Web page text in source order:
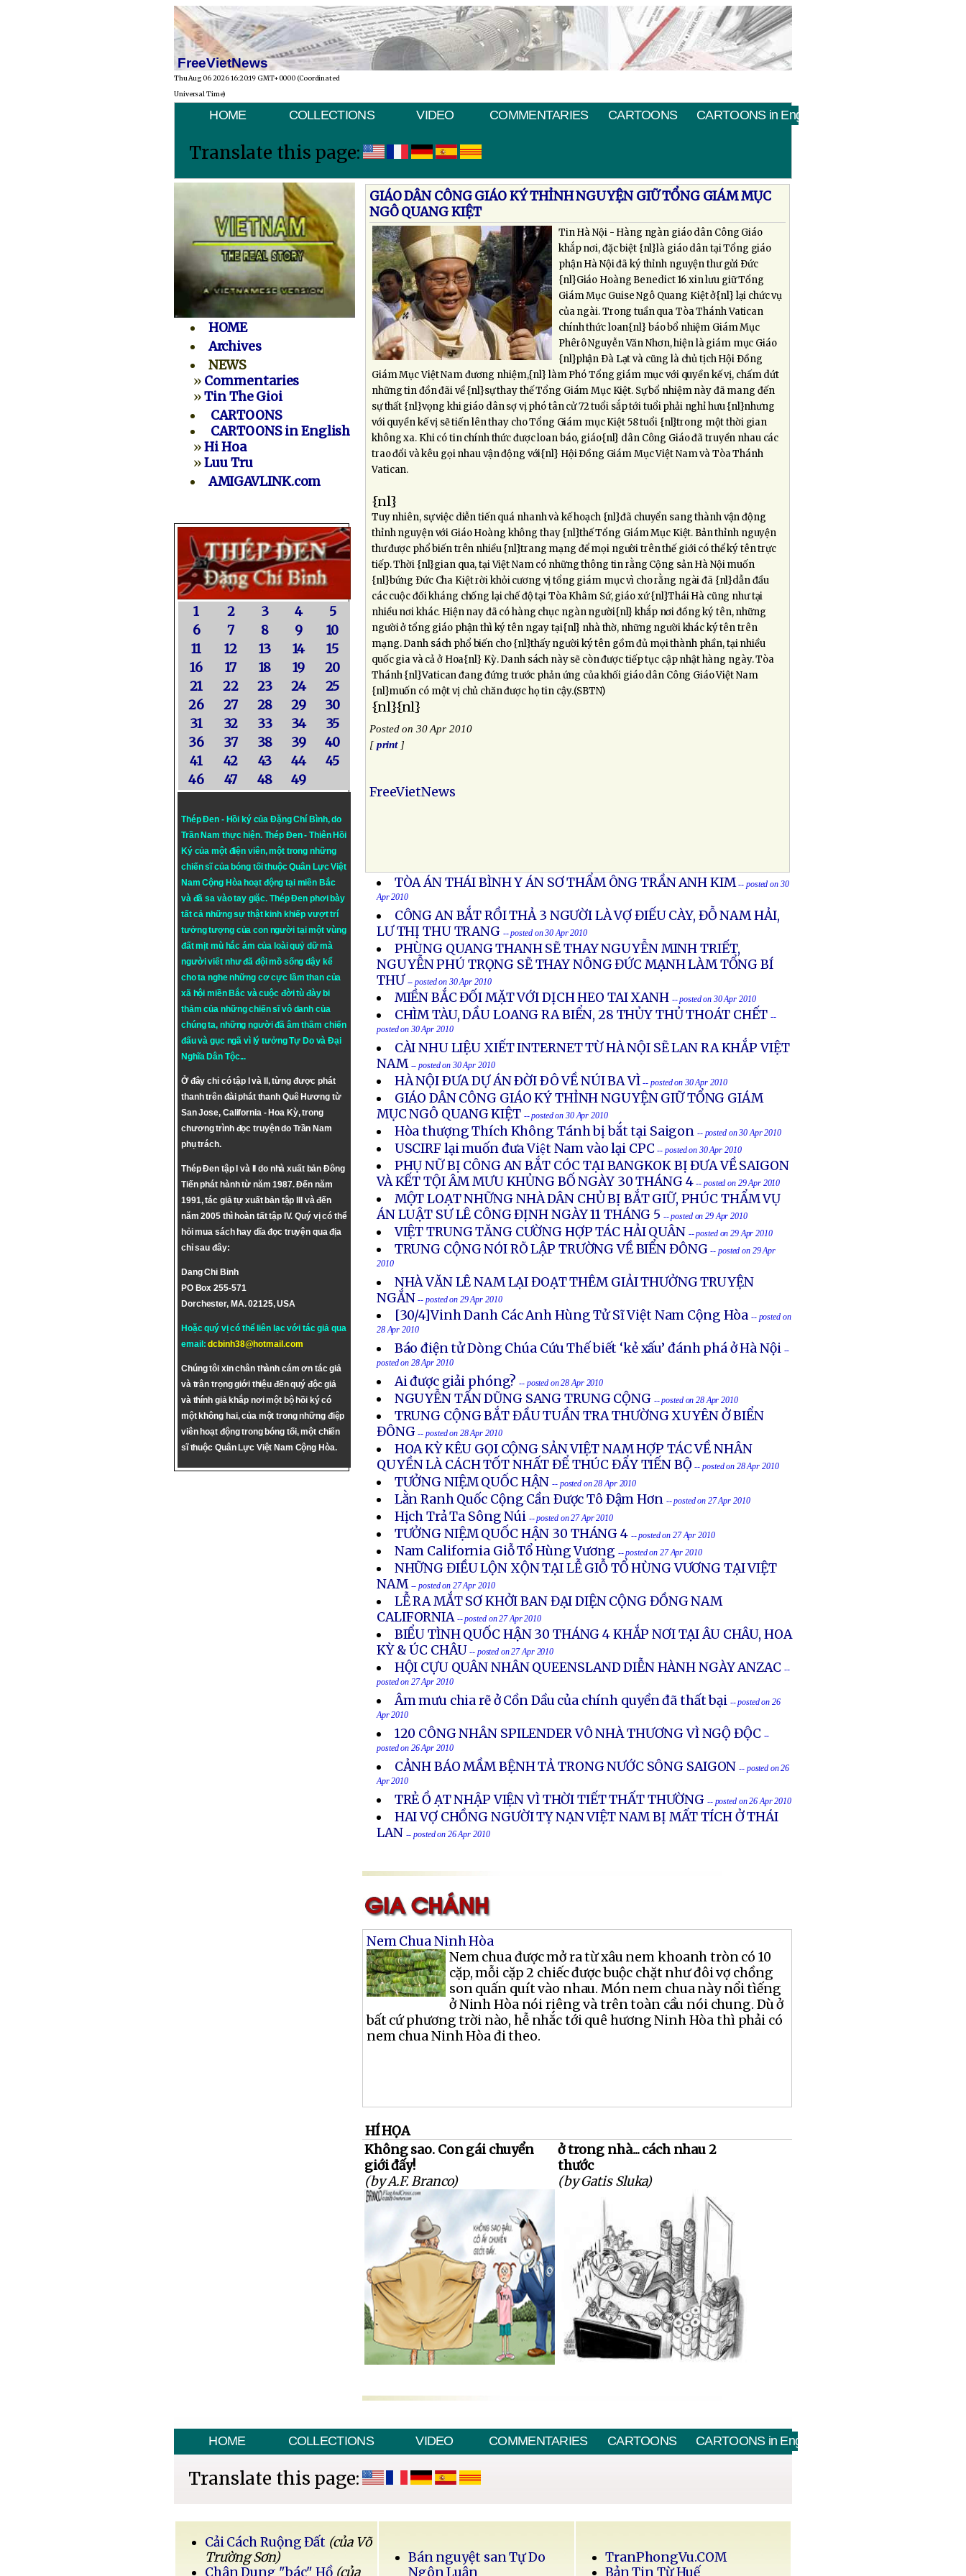
FreeVietNews
Thu Aug 06 2026 16:20:19 GMT+0000 (Coordinated
Universal Time)
HOME COLLECTIONS VIDEO COMMENTARIES CARTOONS CARTOONS in English
Translate this page:
HOME
Archives
NEWS
» Commentaries
»Tin The Gioi
CARTOONS
CARTOONS in English
»Hi Hoa
»Luu Tru
AMIGAVLINK.com
1 2 3 4
5
6
7 8 9
10
11
12 13 14
15
16
17 18 19
20
21
22 23 24
25
26
27 28 29
30
31
32 33 34
35
36
37 38 39
40
41
42 43 44
45
46
47 48 49
Thép Đen - Hồi ký của Đặng Chí Bình, do
Trần Nam thực hiện. Thép Đen- Thiên Hồi
Ký của một điện viên, một trong những
chiến sĩ của bóng tối thuộc Quân Lực Việt
Nam Cộng Hòa hoạt động tại miền Bắc
và đã sa vào tay giặc. Thép Đen phơi bày
tất cả những sự thật kinh khiếp vượt trí
tưởng tượng của con người tại một vùng
đất mịt mù hắc ám của loài quỷ dữ mà
người viết như đã đội mồ sống dậy kể
cho ta nghe những cơ cực lầm than của
xã hội miền Bắc và cuộc đời tù đày bi
thảm của những chiến sĩ vô danh của
chúng ta, những người đã âm thầm chiến
đấu và gục ngã vì lý tưởngTự DovàĐại
Nghĩa Dân Tộc...
Ở đây chỉ có tập I và II, từng được phát
thanh trên đài phát thanh Quê Hương từ
San Jose, California - Hoa Kỳ, trong
chương trình đọc truyện do Trần Nam
phụ trách.
Thép Đen tập I và II do nhà xuất bản Đông
Tiến phát hành từ năm 1987. Đến năm
1991, tác giả tự xuất bản tập III và đến
năm 2005 thì hoàn tất tập IV. Quý vị có thể
hỏi mua sách hay dĩa đọc truyện qua địa
chỉ sau đây:
Dang Chi Binh
PO Box 255-571
Dorchester, MA. 02125, USA
Hoặc quý vị có thể liên lạc với tác giả qua
email:dcbinh38@hotmail.com
Chúng tôi xin chân thành cám ơn tác giả
và trân trọng giới thiệu đến quý độc giả
và thính giả khắp nơi một bộ hồi ký có
một không hai, của một trong những điệp
viên hoạt động trong bóng tối, một chiến
sĩ thuộc Quân Lực Việt Nam Cộng Hòa.
GIÁO DÂN CÔNG GIÁO KÝ THỈNH NGUYỆN GIỮ TỔNG GIÁM MỤC
NGÔ QUANG KIỆT
Tin Hà Nội - Hàng ngàn giáo dân Công Giáo
khắp nơi, đặc biệt {nl}là giáo dân tại Tổng giáo
phận Hà Nội đã ký thỉnh nguyện thư gửi Ðức
{nl}Giáo Hoàng Benedict 16 xin lưu giữ Tổng
Giám Mục Guise Ngô Quang Kiệt ở{nl} lại chức vụ
của ngài. Trong tuần qua Tòa Thánh Vatican
chính thức loan{nl} báo bổ nhiệm Giám Mục
Phêrô Nguyễn Văn Nhơn, hiện là giám mục Giáo
{nl}phận Ðà Lạt và cũng là chủ tịch Hội Ðồng
Giám Mục Việt Nam đương nhiệm,{nl} làm Phó Tổng giám mục với quyền kế vị, chấm dứt
những tin đồn đãi về {nl}sự thay thế Tổng Giám Mục Kiệt. Sự bổ nhiệm này đã mang đến
sự thất {nl}vọng khi giáo dân sợ vị phó tân cử 72 tuổi sắp tới tuổi phải nghỉ hưu {nl}nhưng
với quyền kế vị sẽ tiến lên thay cho Tổng Giám mục Kiệt 58 tuổi {nl}trong một thời gian
không xa. Khi có tin chính thức được loan báo, giáo{nl} dân Công Giáo đã truyền nhau các
trao đổi và kêu gọi nhau vận động với{nl} Hội Ðồng Giám Mục Việt Nam và Tòa Thánh
Vatican.
{nl}
Tuy nhiên, sự việc diễn tiến quá nhanh và kế hoạch {nl}đã chuyển sang thành vận động
thỉnh nguyện với Giáo Hoàng không thay {nl}thế Tổng Giám Mục Kiệt. Bản thỉnh nguyện
thư được phổ biến trên nhiều {nl}trang mạng để mọi người trên thế giới có thể ký tên trực
tiếp. Thời {nl}gian qua, tại Việt Nam có những thông tin rằng Cộng sản Hà Nội muốn
{nl}bứng Ðức Cha Kiệt rời khỏi cương vị tổng giám mục vì cho rằng ngài đã {nl}dẫn đầu
các cuộc đối kháng chống lại chế độ tại Tòa Khâm Sứ, giáo xứ {nl}Thái Hà cũng như tại
nhiều nơi khác. Hiện nay đã có hàng chục ngàn người{nl} khắp nơi đồng ký tên, những
người ở tổng giáo phận thì ký tên ngay tại{nl} nhà thờ, những người khác ký tên trên
mạng. Danh sách phổ biến cho {nl}thấy người ký tên gồm đủ mọi thành phần, tại nhiều
quốc gia và cả ở Hoa{nl} Kỳ. Danh sách này sẽ còn được tiếp tục cập nhật hàng ngày. Tòa
Thánh {nl}Vatican đang đứng trước phản ứng của khối giáo dân Công Giáo Việt Nam
{nl}muốn có một vị chủ chăn được họ tin cậy.(SBTN)
{nl}{nl}
Posted on 30 Apr 2010
[print]
FreeVietNews
TÒA ÁN THÁI BÌNH Y ÁN SƠ THẨM ÔNG TRẦN ANH KIM -- posted on 30
Apr 2010
CÔNG AN BẮT RỒI THẢ 3 NGƯỜI LÀ VỢ ĐIẾU CÀY, ĐỖ NAM HẢI,
LƯ THỊ THU TRANG -- posted on 30 Apr 2010
PHÙNG QUANG THANH SẼ THAY NGUYỄN MINH TRIẾT,
NGUYỄN PHÚ TRỌNG SẼ THAY NÔNG ĐỨC MẠNH LÀM TỔNG BÍ
THƯ -- posted on 30 Apr 2010
MIỀN BẮC ĐỐI MẶT VỚI DỊCH HEO TAI XANH -- posted on 30 Apr 2010
CHÌM TÀU, DẦU LOANG RA BIỂN, 28 THỦY THỦ THOÁT CHẾT --
posted on 30 Apr 2010
CÀI NHU LIỆU XIẾT INTERNET TỪ HÀ NỘI SẼ LAN RA KHẮP VIỆT
NAM -- posted on 30 Apr 2010
HÀ NỘI ÐƯA DỰ ÁN ÐỜI ÐÔ VỀ NÚI BA VÌ -- posted on 30 Apr 2010
GIÁO DÂN CÔNG GIÁO KÝ THỈNH NGUYỆN GIỮ TỔNG GIÁM
MỤC NGÔ QUANG KIỆT -- posted on 30 Apr 2010
Hòa thượng Thích Không Tánh bị bắt tại Saigon -- posted on 30 Apr 2010
USCIRF lại muốn đưa Việt Nam vào lại CPC -- posted on 30 Apr 2010
PHỤ NỮ BỊ CÔNG AN BẮT CÓC TẠI BANGKOK BỊ ĐƯA VỀ SAIGON
VÀ KẾT TỘI ÂM MƯU KHỦNG BỐ NGÀY 30 THÁNG 4 -- posted on 29 Apr 2010
MỘT LOẠT NHỮNG NHÀ DÂN CHỦ BỊ BẮT GIỮ, PHÚC THẨM VỤ
ÁN LUẬT SƯ LÊ CÔNG ĐỊNH NGÀY 11 THÁNG 5 -- posted on 29 Apr 2010
VIỆT TRUNG TĂNG CƯỜNG HỢP TÁC HẢI QUÂN -- posted on 29 Apr 2010
TRUNG CỘNG NÓI RÕ LẬP TRƯỜNG VỀ BIỂN ĐÔNG -- posted on 29 Apr
2010
NHÀ VĂN LÊ NAM LẠI ĐOẠT THÊM GIẢI THƯỞNG TRUYỆN
NGẮN -- posted on 29 Apr 2010
[30/4]Vinh Danh Các Anh Hùng Tử Sĩ Việt Nam Cộng Hòa -- posted on
28 Apr 2010
Báo điện tử Dòng Chúa Cứu Thế biết ‘kẻ xấu’ đánh phá ở Hà Nội --
posted on 28 Apr 2010
Ai được giải phóng? -- posted on 28 Apr 2010
NGUYỄN TẤN DŨNG SANG TRUNG CỘNG -- posted on 28 Apr 2010
TRUNG CỘNG BẮT ĐẦU TUẦN TRA THƯỜNG XUYÊN Ở BIỂN
ĐÔNG -- posted on 28 Apr 2010
HOA KỲ KÊU GỌI CỘNG SẢN VIỆT NAM HỢP TÁC VỀ NHÂN
QUYỀN LÀ CÁCH TỐT NHẤT ĐỂ THÚC ĐẨY TIẾN BỘ -- posted on 28 Apr 2010
TƯỞNG NIỆM QUỐC HẬN-- posted on 28 Apr 2010
Lằn Ranh Quốc Cộng Cần Ðược Tô Ðậm Hơn -- posted on 27 Apr 2010
Hịch Trả Ta Sông Núi -- posted on 27 Apr 2010
TƯỞNG NIỆM QUỐC HẬN 30 THÁNG 4 -- posted on 27 Apr 2010
Nam California Giỗ Tổ Hùng Vương -- posted on 27 Apr 2010
NHỮNG ĐIỀU LỘN XỘN TẠI LỄ GIỖ TỔ HÙNG VƯƠNG TẠI VIỆT
NAM -- posted on 27 Apr 2010
LỄ RA MẮT SƠ KHỞI BAN ĐẠI DIỆN CỘNG ĐỒNG NAM
CALIFORNIA -- posted on 27 Apr 2010
BIỂU TÌNH QUỐC HẬN 30 THÁNG 4 KHẮP NƠI TẠI ÂU CHÂU, HOA
KỲ & ÚC CHÂU -- posted on 27 Apr 2010
HỘI CỰU QUÂN NHÂN QUEENSLAND DIỄN HÀNH NGÀY ANZAC --
posted on 27 Apr 2010
Âm mưu chia rẽ ở Cồn Dầu của chính quyền đã thất bại -- posted on 26
Apr 2010
120 CÔNG NHÂN SPILENDER VÔ NHÀ THƯƠNG VÌ NGỘ ĐỘC --
posted on 26 Apr 2010
CẢNH BÁO MẦM BỆNH TẢ TRONG NƯỚC SÔNG SAIGON -- posted on 26
Apr 2010
TRẺ Ồ ẠT NHẬP VIỆN VÌ THỜI TIẾT THẤT THƯỜNG -- posted on 26 Apr 2010
HAI VỢ CHỒNG NGƯỜI TỴ NẠN VIỆT NAM BỊ MẤT TÍCH Ở THÁI
LAN -- posted on 26 Apr 2010
Nem Chua Ninh Hòa
Nem chua được mở ra từ xâu nem khoanh tròn có 10
cặp, mỗi cặp 2 chiếc được buộc chặt như đôi vợ chồng
son quấn quít vào nhau. Món nem chua này nổi tìếng
ở Ninh Hòa nói riêng và trên toàn cầu nói chung. Dù ở
bất cứ phương trời nào, hễ nhắc tới quê hương Ninh Hòa thì phải có
nem chua Ninh Hòa đi theo.
HÍ HỌA
Không sao. Con gái chuyển
giới đấy!
(by A.F. Branco)
ở trong nhà... cách nhau 2
thước
(by Gatis Sluka)
HOME COLLECTIONS VIDEO COMMENTARIES CARTOONS CARTOONS in English
Translate this page:
Cải Cách Ruộng Đất (của Võ
Trường Sơn)
Chân Dung "bác" Hồ (của
Bán nguyệt san Tự Do
Ngôn Luận
TranPhongVu.COM
Bản Tin Từ Huế